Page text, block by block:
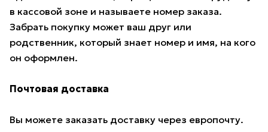
в кассовой зоне и называете номер заказа.
Забрать покупку может ваш друг или
родственник, который знает номер и имя, на кого
он оформлен.
Почтовая доставка
Вы можете заказать доставку через европочту.